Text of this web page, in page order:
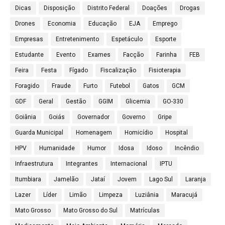
Dicas Disposição Distrito Federal Doações Drogas
Drones Economia Educação EJA Emprego
Empresas Entretenimento Espetáculo Esporte
Estudante Evento Exames Facção Farinha FEB
Feira Festa Fígado Fiscalização Fisioterapia
Foragido Fraude Furto Futebol Gatos GCM
GDF Geral Gestão GGIM Glicemia GO-330
Goiânia Goiás Governador Governo Gripe
Guarda Municipal Homenagem Homicídio Hospital
HPV Humanidade Humor Idosa Idoso Incêndio
Infraestrutura Integrantes Internacional IPTU
Itumbiara Jamelão Jataí Jovem Lago Sul Laranja
Lazer Líder Limão Limpeza Luziânia Maracujá
Mato Grosso Mato Grosso do Sul Matrículas